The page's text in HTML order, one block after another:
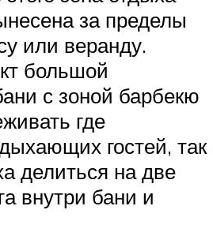
за пределы
или веранду.
большой
с зоной барбекю
где
гостей, так
делиться на две
внутри бани и